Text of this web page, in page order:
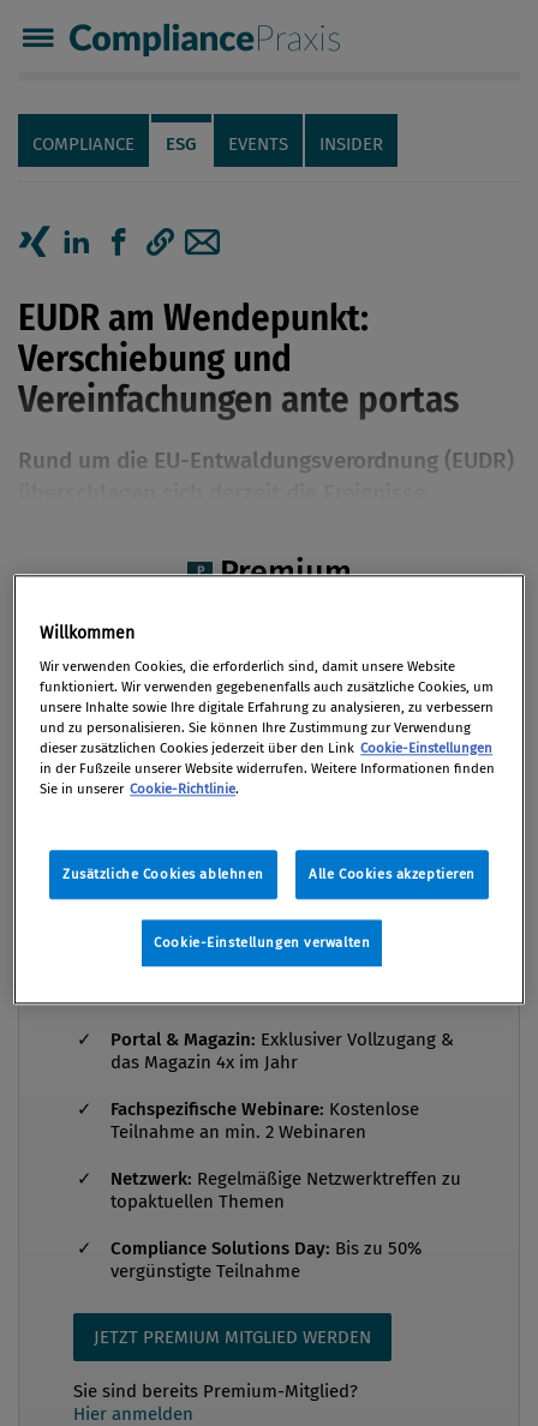
Compliance Praxis
Servicenavigation
Navigation
COMPLIANCE ESG EVENTS INSIDER
Seiteninhalt
EUDR am Wendepunkt:
Verschiebung und
Vereinfachungen ante portas
Rund um die EU-Entwaldungsverordnung (EUDR)
entlang der Lieferkette ab Ende 2025 gelten.
führen nun aber zu Last-Minute-Änderungen.
VonThomas Baumgartner LL.M.,Rosa Schneck
12. Dezember 2025
Kommission einen Änderungsvorschlag zur
Vereinfachung der Sorgfaltspflichten und Entlastung
des dazugehörigen IT-Systems vorgelegt. Ein
anschließendes Verhandlungsmandat des Rates der
diesen durch weitere Änderungen. Schließlich wurde
Trilogverhandlungen eine Einigung zwischen
wesentlic...
Premium
Compliance Praxis Premium
Mitgliedschaft -
die Grundausstattung für
Compliance Verantwortliche
Portal & Magazin: Exklusiver Vollzugang &
das Magazin 4x im Jahr
Fachspezifische Webinare: Kostenlose
Teilnahme an min. 2 Webinaren
Netzwerk: Regelmäßige Netzwerktreffen zu
topaktuellen Themen
Compliance Solutions Day: Bis zu 50%
vergünstigte Teilnahme
JETZT PREMIUM MITGLIED WERDEN
Sie sind bereits Premium-Mitglied?
Hier anmelden
Willkommen
Wir verwenden Cookies, die erforderlich sind, damit unsere Website
funktioniert. Wir verwenden gegebenenfalls auch zusätzliche Cookies, um
unsere Inhalte sowie Ihre digitale Erfahrung zu analysieren, zu verbessern
und zu personalisieren. Sie können Ihre Zustimmung zur Verwendung
dieser zusätzlichen Cookies jederzeit über den Link Cookie-Einstellungen
in der Fußzeile unserer Website widerrufen. Weitere Informationen finden
Sie in unserer Cookie-Richtlinie.
Zusätzliche Cookies ablehnen Alle Cookies akzeptieren
Cookie-Einstellungen verwalten